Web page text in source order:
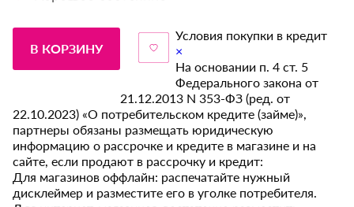
В КОРЗИНУ
Условия покупки в кредит
×
На основании п. 4 ст. 5
Федерального закона от
21.12.2013 N 353-ФЗ (ред. от
22.10.2023) «О потребительском кредите (займе)»,
партнеры обязаны размещать юридическую
информацию о рассрочке и кредите в магазине и на
сайте, если продают в рассрочку и кредит:
Для магазинов оффлайн: распечатайте нужный
дисклеймер и разместите его в уголке потребителя.